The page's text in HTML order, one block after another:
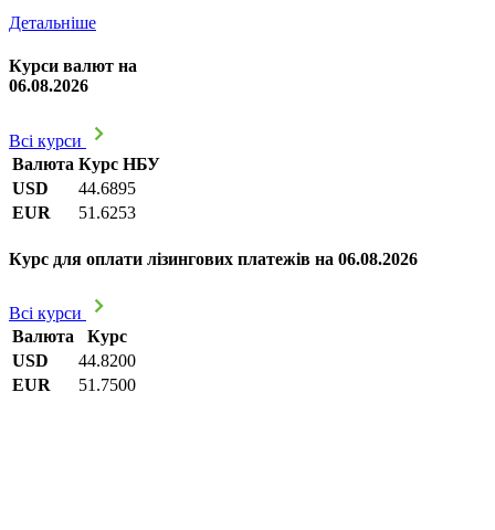
Детальніше
Курси валют на
06.08.2026
Всі курси
Валюта Курс НБУ
USD
44.6895
EUR
51.6253
Курс для оплати лізингових платежів на 06.08.2026
Всі курси
Валюта
Курс
USD
44.8200
EUR
51.7500